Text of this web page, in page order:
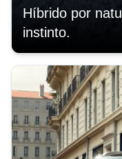
Híbrido por
instinto.